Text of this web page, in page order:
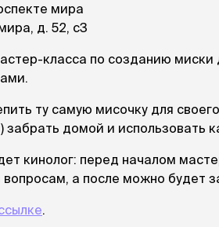
лотки и туалеты
Без сетки
Коврики
Пакеты для кошачьего
туалета
Совки
Угловые
Пеленки и подгузники
мира
д. 52, с3
класса по созданию
ту самую мисочку для
забрать домой и использовать
кинолог: перед началом
а после можно будет
.